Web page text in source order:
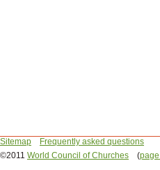
Sitemap
Frequently asked questions
©2011 World Council of Churches (